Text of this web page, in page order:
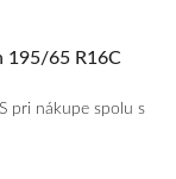
195/65 R16C
pri nákupe spolu s